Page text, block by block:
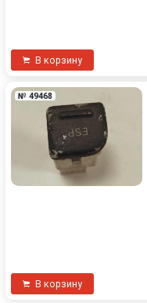
В корзину
№ 49468
В корзину